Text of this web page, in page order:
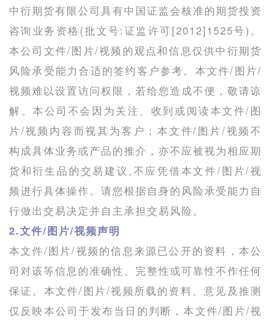
中衍期货有限公司具有中国证监会核准的期货投资
咨询业务资格(批文号:证监许可[2012]1525号)。
本公司文件/图片/视频的观点和信息仅供中衍期货
风险承受能力合适的签约客户参考。本文件/图片/
视频难以设置访问权限，若给您造成不便，敬请谅
解。本公司不会因为关注、收到或阅读本文件/图
片/视频内容而视其为客户；本文件/图片/视频不
构成具体业务或产品的推介，亦不应被视为相应期
货和衍生品的交易建议,不应凭借本文件/图片/视
频进行具体操作。请您根据自身的风险承受能力自
行做出交易决定并自主承担交易风险。
2.文件/图片/视频声明
本文件/图片/视频的信息来源已公开的资料，本公
司对该等信息的准确性、完整性或可靠性不作任何
保证。本文件/图片/视频所载的资料、意见及推测
仅反映本公司于发布当日的判断，本文件/图片/视